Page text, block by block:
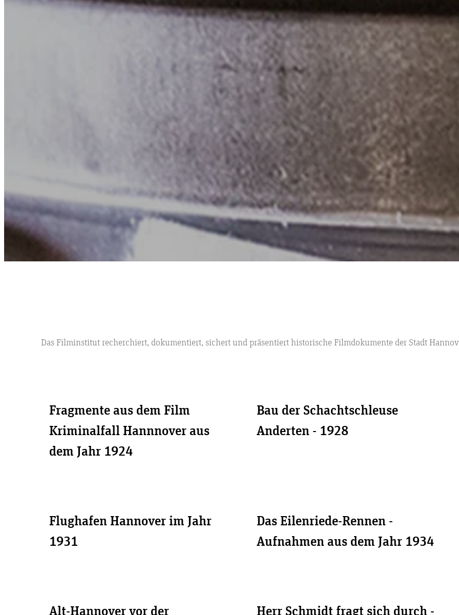
Das Filminstitut recherchiert, dokumentiert, sichert und präsentiert historische Filmdokumente der Stadt
Fragmente aus dem Film
Kriminalfall Hannnover aus
dem Jahr 1924
Bau der Schachtschleuse
Anderten - 1928
Flughafen Hannover im Jahr
1931
Das Eilenriede-Rennen -
Aufnahmen aus dem Jahr 1934
Alt-Hannover vor der Herr Schmidt fragt sich durch -